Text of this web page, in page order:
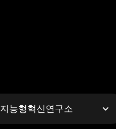
지능형혁신연구소